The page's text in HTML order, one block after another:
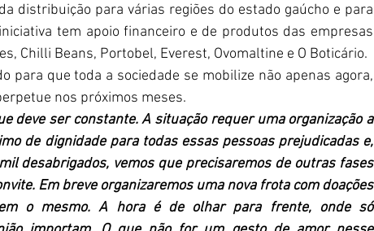
distribuição para várias regiões do estado gaúcho e para
tem apoio financeiro e de produtos das empresas
Chilli Beans, Portobel, Everest, Ovomaltine e O Boticário.
para que toda a sociedade se mobilize não apenas agora,
nos próximos meses.
deve ser constante. A situação requer uma organização a
de dignidade para todas essas pessoas prejudicadas e,
desabrigados, vemos que precisaremos de outras fases
Em breve organizaremos uma nova frota com doações
o mesmo. A hora é de olhar para frente, onde só